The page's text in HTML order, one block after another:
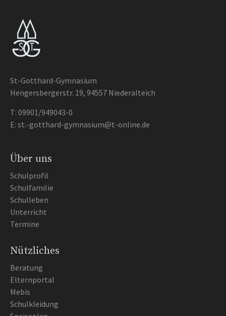
St-Gotthard-Gymnasium
Hengersbergerstr. 19, 94557 Niederalteich
T: 09901/949043-0
E: st.-gotthard-gymnasium@t-online.de
Über uns
Schulprofil
Schulfamilie
Schulleben
Unterricht
Termine
Nützliches
Beratung
Elternportal
Mebis
Schulkleidung